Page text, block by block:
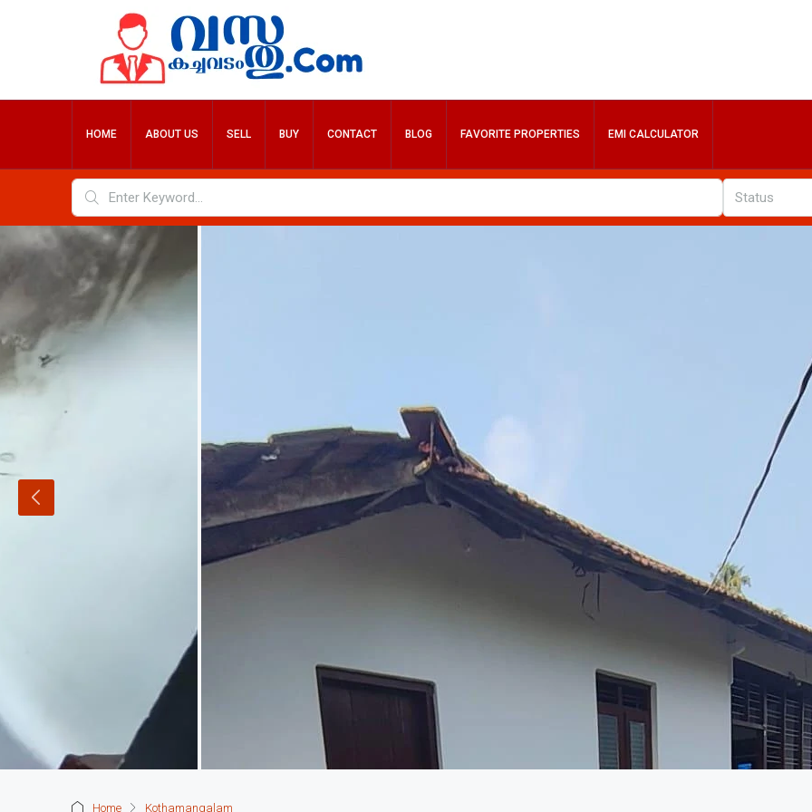
HOME ABOUT US SELL BUY CONTACT BLOG FAVORITE PROPERTIES EMI CALCULATOR
Status
Home Kothamangalam